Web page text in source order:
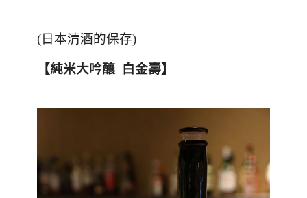
(日本清酒的保存)
【純米大吟釀 白金壽】